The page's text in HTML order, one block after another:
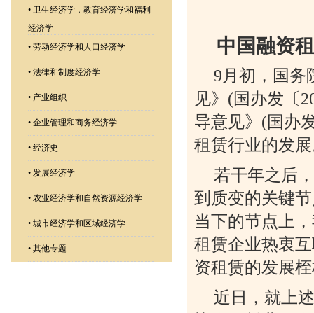
• 卫生经济学，教育经济学和福利
经济学
• 劳动经济学和人口经济学
• 法律和制度经济学
• 产业组织
• 企业管理和商务经济学
• 经济史
• 发展经济学
• 农业经济学和自然资源经济学
• 城市经济学和区域经济学
• 其他专题
中国融资
9月初，国务
见》(国办发〔
导意见》(国办
租赁行业的发
若干年之后
到质变的关键
当下的节点上
租赁企业热衷
资租赁的发展
近日，就上